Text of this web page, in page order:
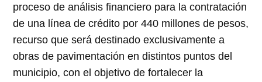
proceso de análisis financiero para la contratación
de una línea de crédito por 440 millones de pesos,
recurso que será destinado exclusivamente a
obras de pavimentación en distintos puntos del
municipio, con el objetivo de fortalecer la